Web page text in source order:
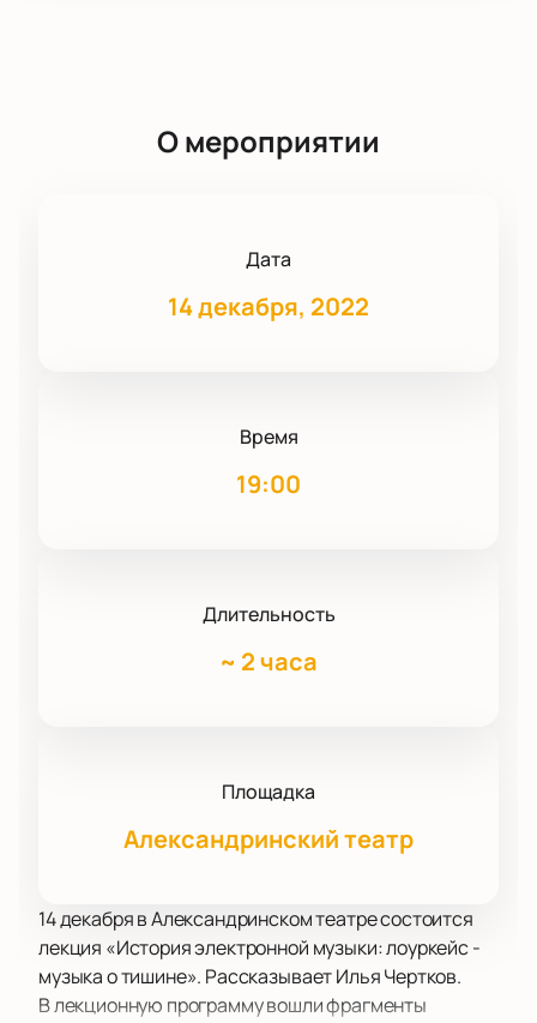
О мероприятии
Дата
14 декабря, 2022
Время
19:00
Длительность
~ 2 часа
Площадка
Александринский театр
14 декабря в Александринском театре состоится
лекция «История электронной музыки: лоуркейс -
музыка о тишине». Рассказывает Илья Чертков.
В лекционную программу вошли фрагменты